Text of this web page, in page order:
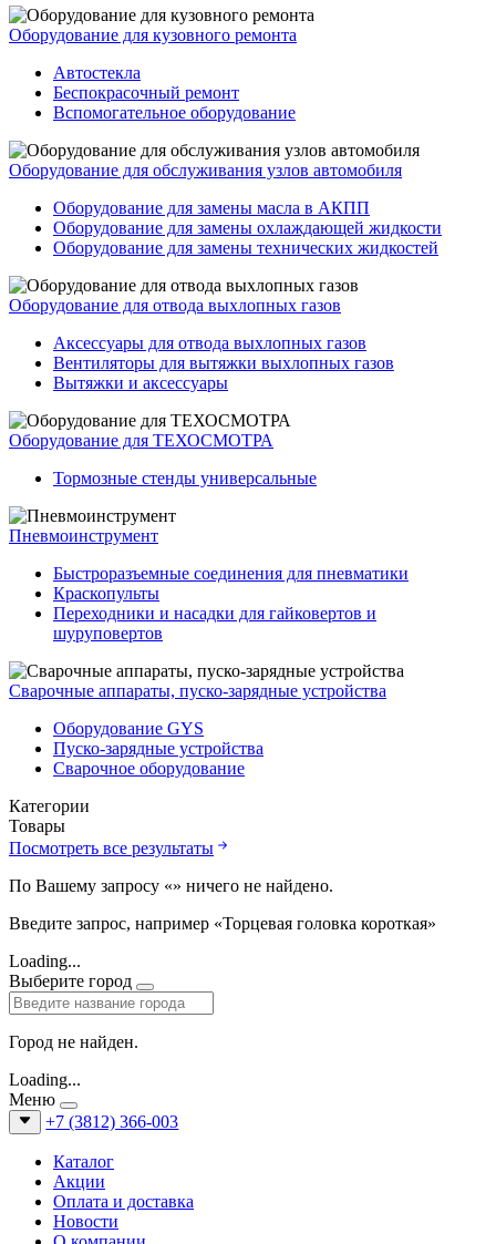
Оборудование для кузовного ремонта
Автостекла
Беспокрасочный ремонт
Вспомогательное оборудование
Оборудование для обслуживания узлов автомобиля
Оборудование для замены масла в АКПП
Оборудование для замены охлаждающей жидкости
Оборудование для замены технических жидкостей
Оборудование для отвода выхлопных газов
Аксессуары для отвода выхлопных газов
Вентиляторы для вытяжки выхлопных газов
Вытяжки и аксессуары
Оборудование для ТЕХОСМОТРА
Тормозные стенды универсальные
Пневмоинструмент
Быстроразъемные соединения для пневматики
Краскопульты
Переходники и насадки для гайковертов и
шуруповертов
Сварочные аппараты, пуско-зарядные устройства
Оборудование GYS
Пуско-зарядные устройства
Сварочное оборудование
Категории
Товары
Посмотреть все результаты
По Вашему запросу «» ничего не найдено.
Введите запрос, например «Торцевая головка короткая»
Loading...
Выберите город
Город не найден.
Loading...
Меню
+7 (3812) 366-003
Каталог
Акции
Оплата и доставка
Новости